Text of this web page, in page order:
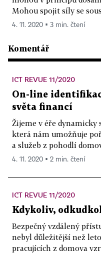
Mohou spojit síly se
4. 11. 2020 ▪ 3 min. čtení
Komentář
ICT REVUE 11/2020
On-line
světa financí
Žijeme v éře dynamicky
která nám umožňuje
a služeb z pohodlí
4. 11. 2020 ▪ 2 min. čtení
ICT REVUE 11/2020
Kdykoliv,
Bezpečný vzdálený
nebyl důležitější než
pracujících z domova